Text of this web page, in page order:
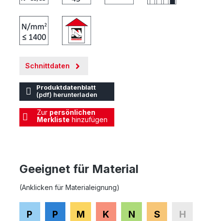
Schnittdaten
Produktdatenblatt
(pdf) herunterladen
Zur persönlichen
Merkliste hinzufügen
Geeignet für Material
(Anklicken für Materialeignung)
P P M K N S H